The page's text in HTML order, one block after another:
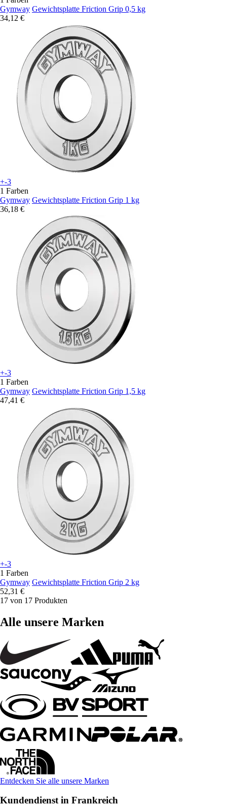
Gymway Gewichtsplatte Friction Grip 0,5 kg
34,12 €
+-3
1 Farben
Gymway Gewichtsplatte Friction Grip 1 kg
36,18 €
+-3
1 Farben
Gymway Gewichtsplatte Friction Grip 1,5 kg
47,41 €
+-3
1 Farben
Gymway Gewichtsplatte Friction Grip 2 kg
52,31 €
17 von 17 Produkten
Alle unsere Marken
Entdecken Sie alle unsere Marken
Kundendienst in Frankreich